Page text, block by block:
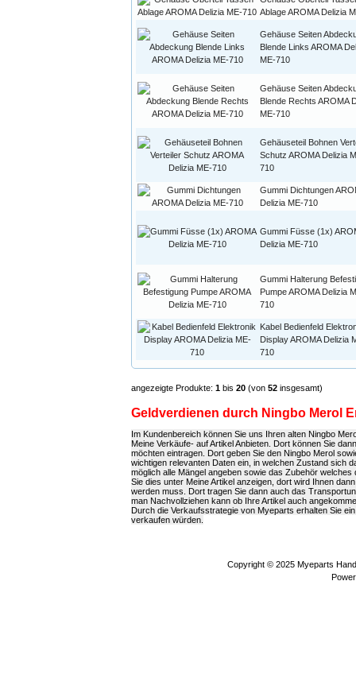
Ablage AROMA Delizia
Gehäuse Seiten
Blende Links AROMA
ME-710
Gehäuse Seiten
Blende Rechts AROMA
ME-710
Gehäuseteil Bohnen
Schutz AROMA Delizia
710
Gummi Dichtungen
Delizia ME-710
Gummi Füsse (1x)
Delizia ME-710
Gummi Halterung
Pumpe AROMA Delizia
710
Kabel Bedienfeld
Display AROMA Delizia
710
angezeigte Produkte: 1 bis 20 (von 52 insgesamt)
Geldverdienen durch Ningbo Merol
Im Kundenbereich können Sie uns Ihren alten Ningbo
Meine Verkäufe- auf Artikel Anbieten. Dort können Sie
möchten eintragen. Dort geben Sie den Ningbo Merol
wichtigen relevanten Daten ein, in welchen Zustand sich
möglich alle Mängel angeben sowie das Zubehör
Sie dies unter Meine Artikel anzeigen, dort wird Ihnen
werden muss. Dort tragen Sie dann auch das
man Nachvollziehen kann ob Ihre Artikel auch
Durch die Verkaufsstrategie von Myeparts erhalten Sie
verkaufen würden.
Copyright © 2025 Myeparts